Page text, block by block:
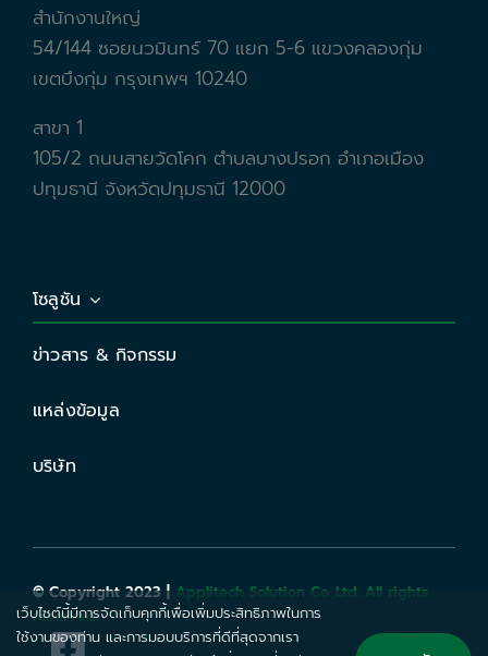
สำนักงานใหญ่
54/144 ซอยนวมินทร์ 70 แยก 5-6 แขวงคลองกุ่ม
เขตบึงกุ่ม กรุงเทพฯ 10240
สาขา 1
105/2 ถนนสายวัดโคก ตำบลบางปรอก อำเภอเมือง
ปทุมธานี จังหวัดปทุมธานี 12000
โซลูชัน
ข่าวสาร & กิจกรรม
แหล่งข้อมูล
บริษัท
© Copyright 2023 | Applitech Solution Co.,Ltd. All rights
reserved.
เว็บไซต์นี้มีการจัดเก็บคุกกี้เพื่อเพิ่มประสิทธิภาพในการ
ใช้งานของท่าน และการมอบบริการที่ดีที่สุดจากเรา